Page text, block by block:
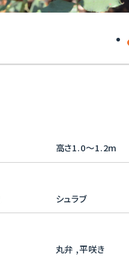
高さ1.0～1.2m
シュラブ
丸弁 ,平咲き